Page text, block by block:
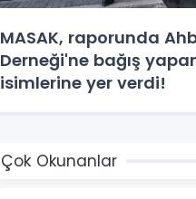
MASAK, raporunda
Derneği'ne bağış
isimlerine yer verdi!
Çok Okunanlar